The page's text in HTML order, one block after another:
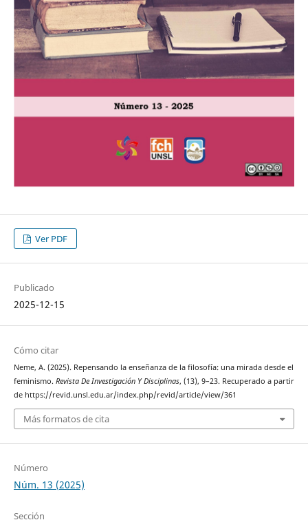
Ver PDF
Publicado
2025-12-15
Cómo citar
Neme, A. (2025). Repensando la enseñanza de la filosofía: una mirada desde el
feminismo. Revista De Investigación Y Disciplinas, (13), 9–23. Recuperado a partir
de https://revid.unsl.edu.ar/index.php/revid/article/view/361
Más formatos de cita
Número
Núm. 13 (2025)
Sección